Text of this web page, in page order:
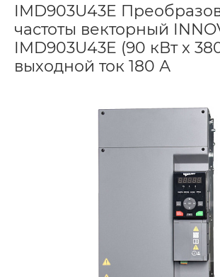
IMD903U43E
частоты векторный
IMD903U43E (90 кВт x
выходной ток 180 А